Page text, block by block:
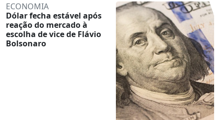
ECONOMIA
Dólar fecha estável após
reação do mercado à
escolha de vice de Flávio
Bolsonaro